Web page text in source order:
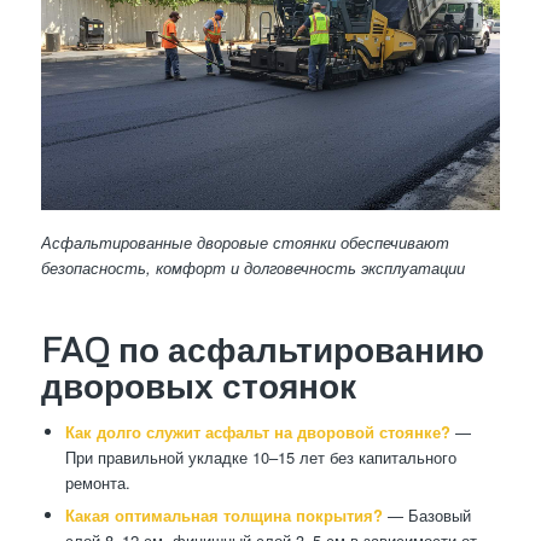
Асфальтированные дворовые стоянки обеспечивают
безопасность, комфорт и долговечность эксплуатации
FAQ по асфальтированию
дворовых стоянок
Как долго служит асфальт на дворовой стоянке? —
При правильной укладке 10–15 лет без капитального
ремонта.
Какая оптимальная толщина покрытия? — Базовый